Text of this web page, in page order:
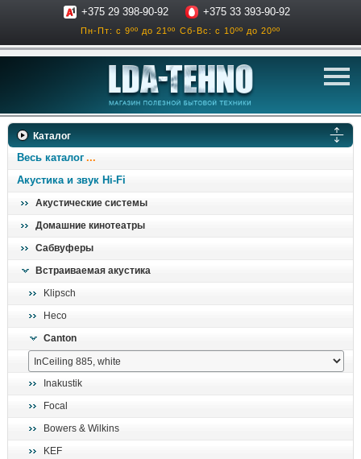
+375 29 398-90-92 +375 33 393-90-92
Пн-Пт: с 9ºº до 21ºº Сб-Вс: с 10ºº до 20ºº
телевизоры
ресиверы, усилители
проигрыватели
Каталог
Весь каталог
Акустика и звук Hi-Fi
Акустические системы
Домашние кинотеатры
Сабвуферы
Встраиваемая акустика
Klipsch
Heco
Canton
Inakustik
Focal
Bowers & Wilkins
KEF